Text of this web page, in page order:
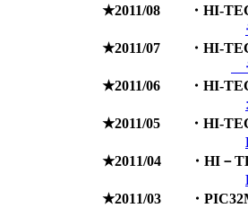
★2011/08 ・HI-
★2011/07 ・HI-
★2011/06 ・HI-
★2011/05 ・HI-
★2011/04 ・HI－
★2011/03 ・